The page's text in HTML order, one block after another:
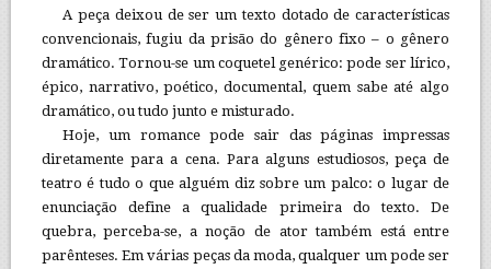
A peça deixou de ser um texto dotado de características
convencionais, fugiu da prisão do gênero fixo – o gênero
dramático. Tornou-se um coquetel genérico: pode ser lírico,
épico, narrativo, poético, documental, quem sabe até algo
dramático, ou tudo junto e misturado.
Hoje, um romance pode sair das páginas impressas
diretamente para a cena. Para alguns estudiosos, peça de
teatro é tudo o que alguém diz sobre um palco: o lugar de
enunciação define a qualidade primeira do texto. De
quebra, perceba-se, a noção de ator também está entre
parênteses. Em várias peças da moda, qualquer um pode ser